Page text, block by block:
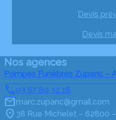
Devis
Devis
Nos agences
Pompes Funèbres Zupanc –
03 67 80 32 18
marc.zupanc@gmail.com
38 Rue Michelet – 62800